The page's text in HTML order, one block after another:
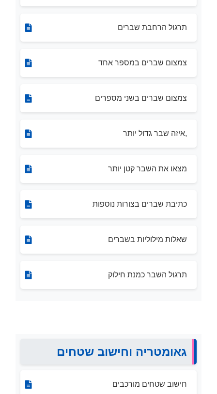
תרגול הרחבת שברים
צמצום שברים במספר אחד
צמצום שברים בשני מספרים
,איזה שבר גדול יותר
מצאו את השבר קטן יותר
כתיבת שברים בצורות נוספות
שאלות מילוליות בשברים
תרגול השבר כמנת חילוק
גאומטריה וחישוב שטחים
חישוב שטחים מורכבים